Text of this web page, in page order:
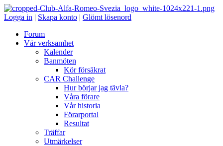
Logga in | Skapa konto | Glömt lösenord
Forum
Vår verksamhet
Kalender
Banmöten
Kör försäkrat
CAR Challenge
Hur börjar jag tävla?
Våra förare
Vår historia
Förarportal
Resultat
Träffar
Utmärkelser